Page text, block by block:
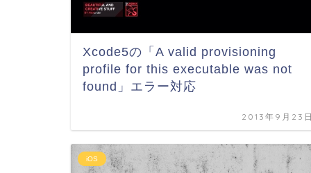
Xcode5の「A valid provisioning
profile for this executable was not
found」エラー対応
2013年9月23日
iOS